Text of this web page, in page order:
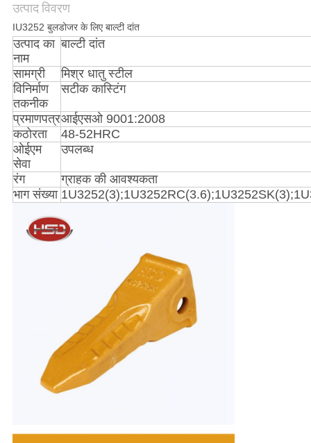
PRIVACY
POLICY
उत्पाद विवरण
IU3252 बुलडोजर के लिए बाल्टी दांत
उत्पाद का
नाम
बाल्टी दांत
सामग्री
मिश्र धातु स्टील
विनिर्माण
तकनीक
सटीक कास्टिंग
प्रमाणपत्रआईएसओ 9001:2008
कठोरता
48-52HRC
ओईएम
सेवा
उपलब्ध
रंग
ग्राहक की आवश्यकता
भाग संख्या